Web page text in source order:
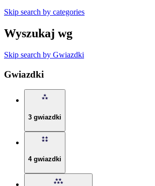
Skip search by categories
Wyszukaj wg
Skip search by Gwiazdki
Gwiazdki
3 gwiazdki
4 gwiazdki